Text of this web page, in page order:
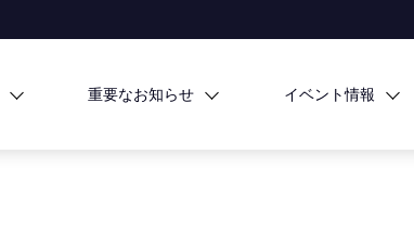
重要なお知らせ イベント情報